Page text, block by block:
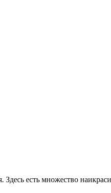
есть множество